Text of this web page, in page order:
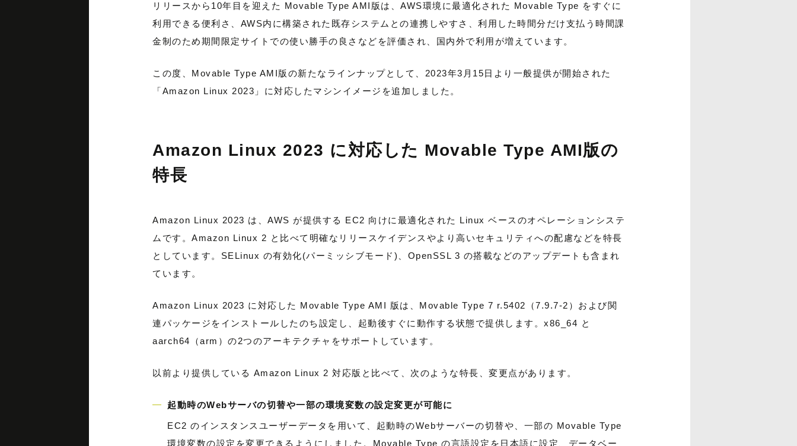
リリースから10年目を迎えた Movable Type AMI版は、AWS環境に最適化された Movable Type をすぐに
利用できる便利さ、AWS内に構築された既存システムとの連携しやすさ、利用した時間分だけ支払う時間課
金制のため期間限定サイトでの使い勝手の良さなどを評価され、国内外で利用が増えています。
この度、Movable Type AMI版の新たなラインナップとして、2023年3月15日より一般提供が開始された
「Amazon Linux 2023」に対応したマシンイメージを追加しました。
Amazon Linux 2023 に対応した Movable Type AMI版の
特長
Amazon Linux 2023 は、AWS が提供する EC2 向けに最適化された Linux ベースのオペレーションシステ
ムです。Amazon Linux 2 と比べて明確なリリースケイデンスやより高いセキュリティへの配慮などを特長
としています。SELinux の有効化(パーミッシブモード)、OpenSSL 3 の搭載などのアップデートも含まれ
ています。
Amazon Linux 2023 に対応した Movable Type AMI 版は、Movable Type 7 r.5402（7.9.7-2）および関
連パッケージをインストールしたのち設定し、起動後すぐに動作する状態で提供します。x86_64 と
aarch64（arm）の2つのアーキテクチャをサポートしています。
以前より提供している Amazon Linux 2 対応版と比べて、次のような特長、変更点があります。
起動時のWebサーバの切替や一部の環境変数の設定変更が可能に
EC2 のインスタンスユーザーデータを用いて、起動時のWebサーバーの切替や、一部の Movable Type
環境変数の設定を変更できるようにしました。Movable Type の言語設定を日本語に設定、データベー